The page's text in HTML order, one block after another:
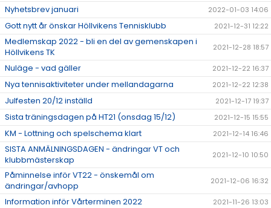
Nyhetsbrev januari 2022-01-03 14:06
Gott nytt år önskar Höllvikens Tennisklubb 2021-12-31 12:22
Medlemskap 2022 - bli en del av gemenskapen i
Höllvikens TK
2021-12-28 18:57
Nuläge - vad gäller 2021-12-22 16:37
Nya tennisaktiviteter under mellandagarna 2021-12-22 12:38
Julfesten 20/12 inställd 2021-12-17 19:37
Sista träningsdagen på HT21 (onsdag 15/12) 2021-12-15 15:55
KM - Lottning och spelschema klart 2021-12-14 16:46
SISTA ANMÄLNINGSDAGEN - ändringar VT och
klubbmästerskap
2021-12-10 10:50
Påminnelse inför VT22 - önskemål om
ändringar/avhopp
2021-12-06 16:32
Information inför Vårterminen 2022 2021-11-26 13:03